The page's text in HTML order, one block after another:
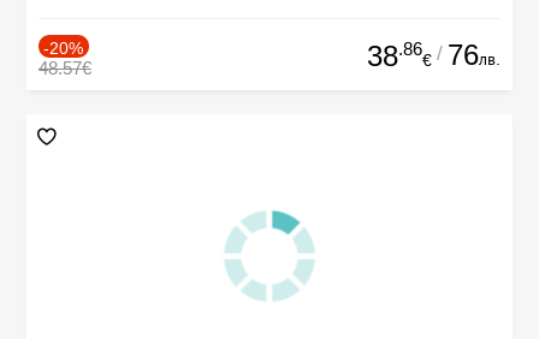
-20%
48.57€ 38.86
€ / 76лв.